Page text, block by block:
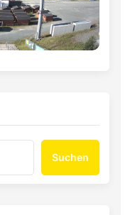
Suchen